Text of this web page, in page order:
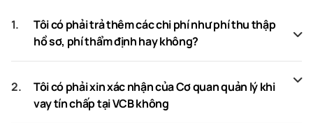
1.
Tôi có phải trả thêm các chi phí như phí thu thập
hồ sơ, phí thẩm định hay không?
2.
Tôi có phải xin xác nhận của Cơ quan quản lý khi
vay tín chấp tại VCB không